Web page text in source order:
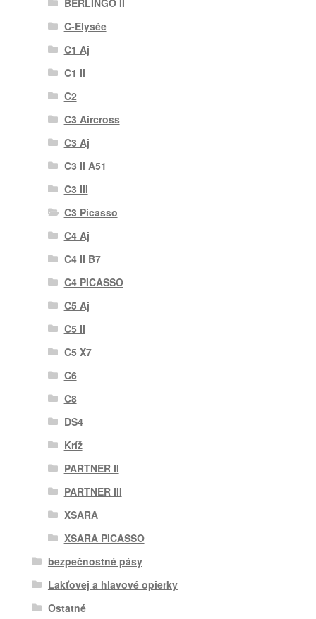
BERLINGO II
C-Elysée
C1 Aj
C1 II
C2
C3 Aircross
C3 Aj
C3 II A51
C3 III
C3 Picasso
C4 Aj
C4 II B7
C4 PICASSO
C5 Aj
C5 II
C5 X7
C6
C8
DS4
Kríž
PARTNER II
PARTNER III
XSARA
XSARA PICASSO
bezpečnostné pásy
Lakťovej a hlavové opierky
Ostatné